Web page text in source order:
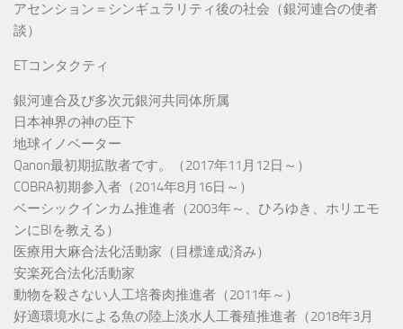
アセンション＝シンギュラリティ後の社会（銀河連合の使者
談）
ETコンタクティ
銀河連合及び多次元銀河共同体所属
日本神界の神の臣下
地球イノベーター
Qanon最初期拡散者です。（2017年11月12日～）
COBRA初期参入者（2014年8月16日～）
ベーシックインカム推進者（2003年～、ひろゆき、ホリエモ
ンにBIを教える）
医療用大麻合法化活動家（目標達成済み）
安楽死合法化活動家
動物を殺さない人工培養肉推進者（2011年～）
好適環境水による魚の陸上淡水人工養殖推進者（2018年3月